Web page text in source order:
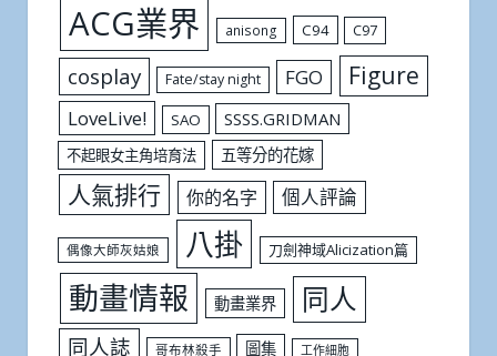
ACG業界 anisong C94 C97
cosplay Fate/stay night FGO Figure
LoveLive! SAO SSSS.GRIDMAN
不起眼女主角培育法 五等分的花嫁
人氣排行 你的名字 個人評論
偶像大師灰姑娘 八掛 刀劍神域Alicization篇
動畫情報 動畫業界 同人
同人誌 哥布林殺手 圖集 工作細胞